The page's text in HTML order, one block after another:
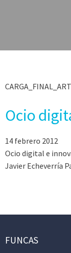
Ocio
14 febrero 2012
Ocio digital e
Javier Echeverría
FUNCAS